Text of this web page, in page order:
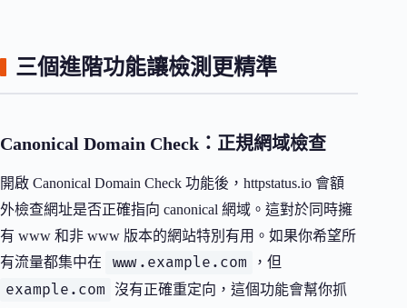
三個進階功能讓檢測更精準
Canonical Domain Check：正規網域檢查
開啟 Canonical Domain Check 功能後，httpstatus.io 會額
外檢查網址是否正確指向 canonical 網域。這對於同時擁
有 www 和非 www 版本的網站特別有用。如果你希望所
有流量都集中在
www.example.com ，但
example.com
沒有正確重定向，這個功能會幫你抓